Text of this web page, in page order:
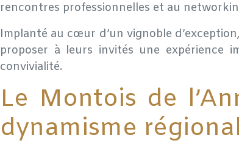
rencontres professionnelles et au
Implanté au cœur d’un vignoble
proposer à leurs invités une expérience
convivialité.
Le Montois de
dynamisme régional